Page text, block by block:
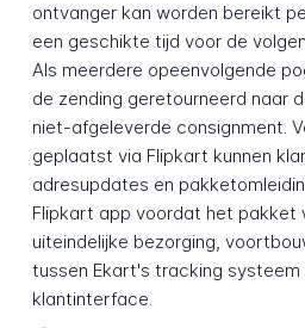
ontvanger kan worden bereikt
een geschikte tijd voor de
Als meerdere opeenvolgende
de zending geretourneerd naar
niet-afgeleverde consignment.
geplaatst via Flipkart kunnen
adresupdates en
Flipkart app voordat het pakket
uiteindelijke bezorging,
tussen Ekart's tracking systeem
klantinterface.